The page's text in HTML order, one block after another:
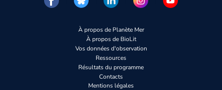
À propos de Planète Mer
À propos de BioLit
Vos données d'observation
Ressources
Résultats du programme
Contacts
Mentions légales